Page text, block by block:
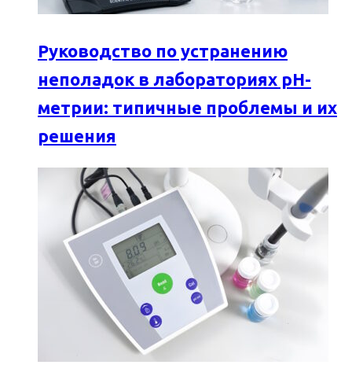
Руководство по устранению
неполадок в лабораториях pH-
метрии: типичные проблемы и их
решения